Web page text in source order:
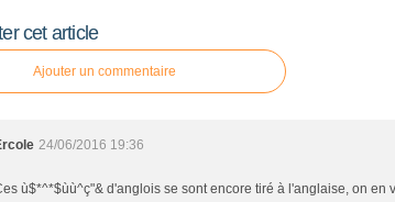
cet article
Ajouter un commentaire
24/06/2016 19:36
ù$*^*$ùù^ç"& d'anglois se sont encore tiré à l'anglaise, on en